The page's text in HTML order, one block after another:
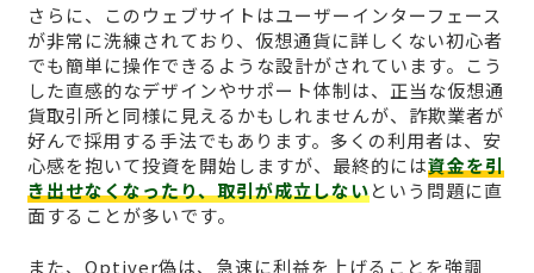
さらに、このウェブサイトはユーザーインターフェース
が非常に洗練されており、仮想通貨に詳しくない初心者
でも簡単に操作できるような設計がされています。こう
した直感的なデザインやサポート体制は、正当な仮想通
貨取引所と同様に見えるかもしれませんが、詐欺業者が
好んで採用する手法でもあります。多くの利用者は、安
心感を抱いて投資を開始しますが、最終的には資金を引
き出せなくなったり、取引が成立しないという問題に直
面することが多いです。
また、Optiver偽は、急速に利益を上げることを強調